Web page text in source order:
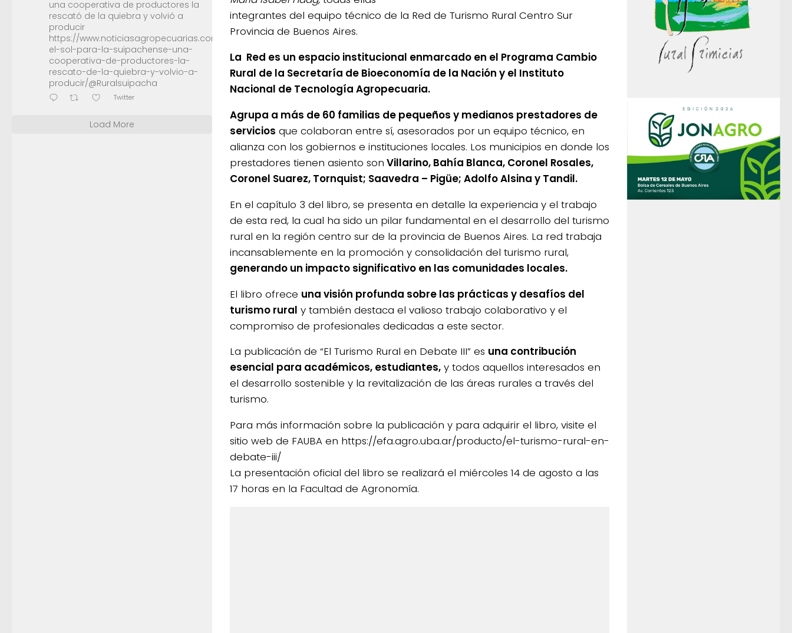
integrantes del equipo técnico de la Red de Turismo Rural Centro Sur
Provincia de Buenos Aires.
La Red es un espacio institucional enmarcado en el Programa Cambio
Rural de la Secretaría de Bioeconomía de la Nación y el Instituto
Nacional de Tecnología Agropecuaria.
Agrupa a más de 60 familias de pequeños y medianos prestadores de
servicios que colaboran entre sí, asesorados por un equipo técnico, en
alianza con los gobiernos e instituciones locales. Los municipios en donde los
prestadores tienen asiento son Villarino, Bahía Blanca, Coronel Rosales,
Coronel Suarez, Tornquist; Saavedra – Pigüe; Adolfo Alsina y Tandil.
En el capítulo 3 del libro, se presenta en detalle la experiencia y el trabajo
de esta red, la cual ha sido un pilar fundamental en el desarrollo del turismo
rural en la región centro sur de la provincia de Buenos Aires. La red trabaja
incansablemente en la promoción y consolidación del turismo rural,
generando un impacto significativo en las comunidades locales.
El libro ofrece una visión profunda sobre las prácticas y desafíos del
turismo rural y también destaca el valioso trabajo colaborativo y el
compromiso de profesionales dedicadas a este sector.
La publicación de “El Turismo Rural en Debate III” es una contribución
esencial para académicos, estudiantes, y todos aquellos interesados en
el desarrollo sostenible y la revitalización de las áreas rurales a través del
turismo.
Para más información sobre la publicación y para adquirir el libro, visite el
sitio web de FAUBA en https://efa.agro.uba.ar/producto/el-turismo-rural-en-
debate-iii/
La presentación oficial del libro se realizará el miércoles 14 de agosto a las
17 horas en la Facultad de Agronomía.
una cooperativa de productores la
rescató de la quiebra y volvió a
producir
https://www.noticiasagropecuarias.com/2026/08/04/salio-
el-sol-para-la-suipachense-una-
cooperativa-de-productores-la-
rescato-de-la-quiebra-y-volvio-a-
producir/@Ruralsuipacha
Twitter
Load More